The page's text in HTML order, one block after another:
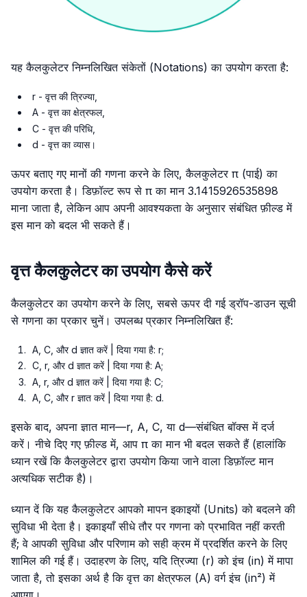
यह कैलकुलेटर निम्नलिखित संकेतों (Notations) का उपयोग करता है:
r - वृत्त की त्रिज्या,
A - वृत्त का क्षेत्रफल,
C - वृत्त की परिधि,
d - वृत्त का व्यास।
ऊपर बताए गए मानों की गणना करने के लिए, कैलकुलेटर π (पाई) का
उपयोग करता है। डिफ़ॉल्ट रूप से π का मान 3.1415926535898
माना जाता है, लेकिन आप अपनी आवश्यकता के अनुसार संबंधित फ़ील्ड में
इस मान को बदल भी सकते हैं।
वृत्त कैलकुलेटर का उपयोग कैसे करें
कैलकुलेटर का उपयोग करने के लिए, सबसे ऊपर दी गई ड्रॉप-डाउन सूची
से गणना का प्रकार चुनें। उपलब्ध प्रकार निम्नलिखित हैं:
A, C, और d ज्ञात करें | दिया गया है: r;
C, r, और d ज्ञात करें | दिया गया है: A;
A, r, और d ज्ञात करें | दिया गया है: C;
A, C, और r ज्ञात करें | दिया गया है: d.
इसके बाद, अपना ज्ञात मान—r, A, C, या d—संबंधित बॉक्स में दर्ज
करें। नीचे दिए गए फ़ील्ड में, आप π का मान भी बदल सकते हैं (हालांकि
ध्यान रखें कि कैलकुलेटर द्वारा उपयोग किया जाने वाला डिफ़ॉल्ट मान
अत्यधिक सटीक है)।
ध्यान दें कि यह कैलकुलेटर आपको मापन इकाइयों (Units) को बदलने की
सुविधा भी देता है। इकाइयाँ सीधे तौर पर गणना को प्रभावित नहीं करती
हैं; वे आपकी सुविधा और परिणाम को सही क्रम में प्रदर्शित करने के लिए
शामिल की गई हैं। उदाहरण के लिए, यदि त्रिज्या (r) को इंच (in) में मापा
जाता है, तो इसका अर्थ है कि वृत्त का क्षेत्रफल (A) वर्ग इंच (in²) में